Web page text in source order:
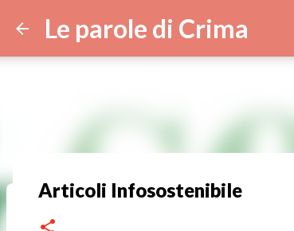
Le parole di Crima
Velluto dolce
Articoli Infosostenibile